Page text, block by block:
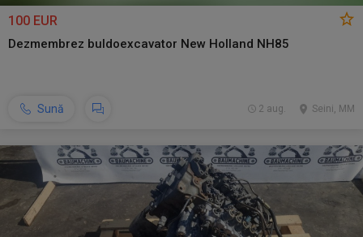
100 EUR
Dezmembrez buldoexcavator New Holland NH85
Sună Seini, MM
2 aug.